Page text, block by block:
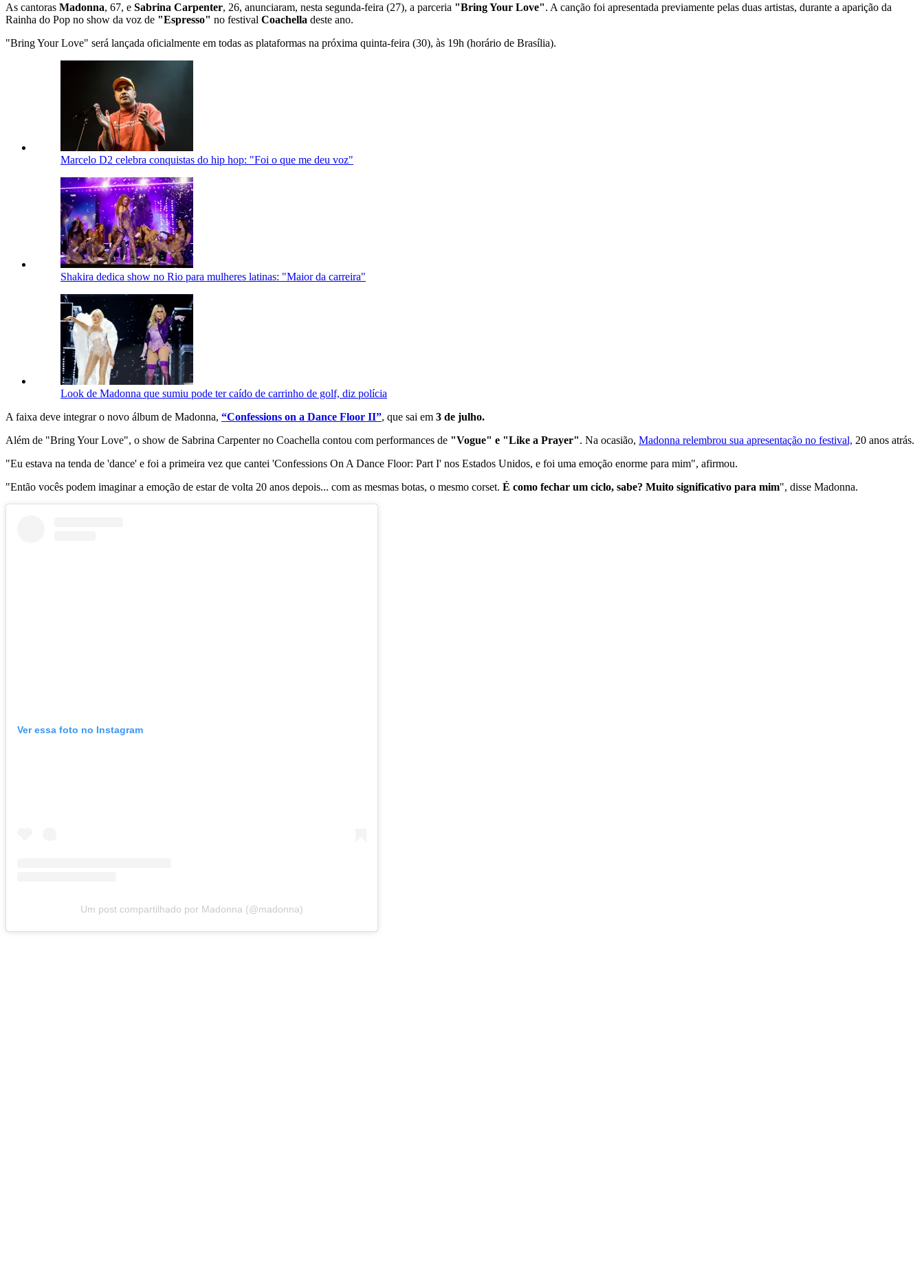
As cantoras Madonna, 67, e Sabrina Carpenter, 26, anunciaram, nesta segunda-feira (27), a parceria "Bring Your Love". A canção foi apresentada previamente pelas duas artistas, durante a aparição da
Rainha do Pop no show da voz de "Espresso" no festival Coachella deste ano.
"Bring Your Love" será lançada oficialmente em todas as plataformas na próxima quinta-feira (30), às 19h (horário de Brasília).
Marcelo D2 celebra conquistas do hip hop: "Foi o que me deu voz"
Shakira dedica show no Rio para mulheres latinas: "Maior da carreira"
Look de Madonna que sumiu pode ter caído de carrinho de golf, diz polícia
A faixa deve integrar o novo álbum de Madonna, “Confessions on a Dance Floor II”, que sai em 3 de julho.
Além de "Bring Your Love", o show de Sabrina Carpenter no Coachella contou com performances de "Vogue" e "Like a Prayer". Na ocasião, Madonna relembrou sua apresentação no festival, 20 anos atrás.
"Eu estava na tenda de 'dance' e foi a primeira vez que cantei 'Confessions On A Dance Floor: Part I' nos Estados Unidos, e foi uma emoção enorme para mim", afirmou.
"Então vocês podem imaginar a emoção de estar de volta 20 anos depois... com as mesmas botas, o mesmo corset. É como fechar um ciclo, sabe? Muito significativo para mim", disse Madonna.
Ver essa foto no Instagram
Um post compartilhado por Madonna (@madonna)